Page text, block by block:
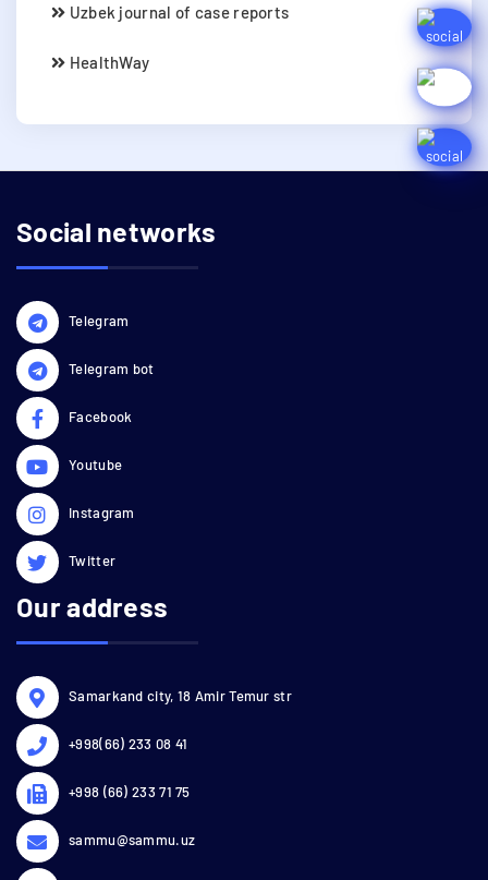
Uzbek journal of case reports
HealthWay
Social networks
Telegram
Telegram bot
Facebook
Youtube
Instagram
Twitter
Our address
Samarkand city, 18 Amir Temur str
+998(66) 233 08 41
+998 (66) 233 71 75
sammu@sammu.uz